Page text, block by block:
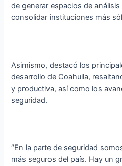
de generar espacios de
consolidar instituciones más
Asimismo, destacó los
desarrollo de Coahuila,
y productiva, así como los
seguridad.
“En la parte de seguridad
más seguros del país. Hay un